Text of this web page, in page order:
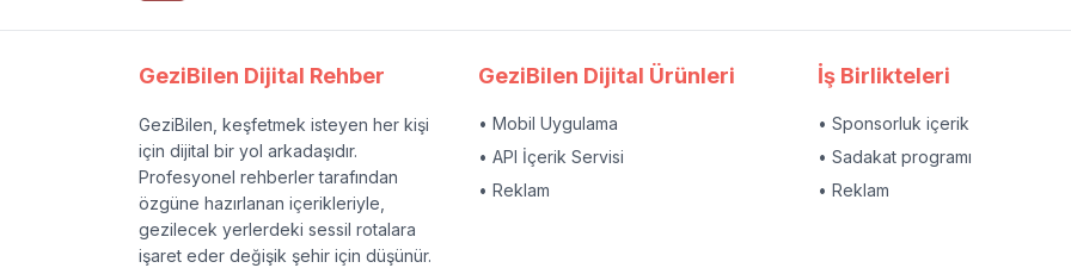
GeziBilen Dijital Rehber
GeziBilen, keşfetmek isteyen her kişi
için dijital bir yol arkadaşıdır.
Profesyonel rehberler tarafından
özgüne hazırlanan içerikleriyle,
gezilecek yerlerdeki sessil rotalara
işaret eder değişik şehir için düşünür.
GeziBilen Dijital Ürünleri
• Mobil Uygulama
• API İçerik Servisi
• Reklam
İş Birlikteleri
• Sponsorluk içerik
• Sadakat programı
• Reklam